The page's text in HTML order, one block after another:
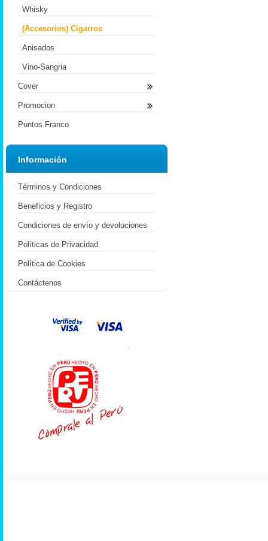
Whisky
(Accesorios) Cigarros
Anisados
Vino-Sangria
Cover
Promocion
Puntos Franco
Información
Términos y Condiciones
Beneficios y Registro
Condiciones de envío y devoluciones
Políticas de Privacidad
Política de Cookies
Contáctenos
.